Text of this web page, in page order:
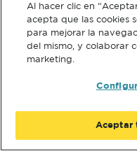
Al hacer clic en
acepta que las cookies
para mejorar la
del mismo, y colaborar
marketing.
Aceptar